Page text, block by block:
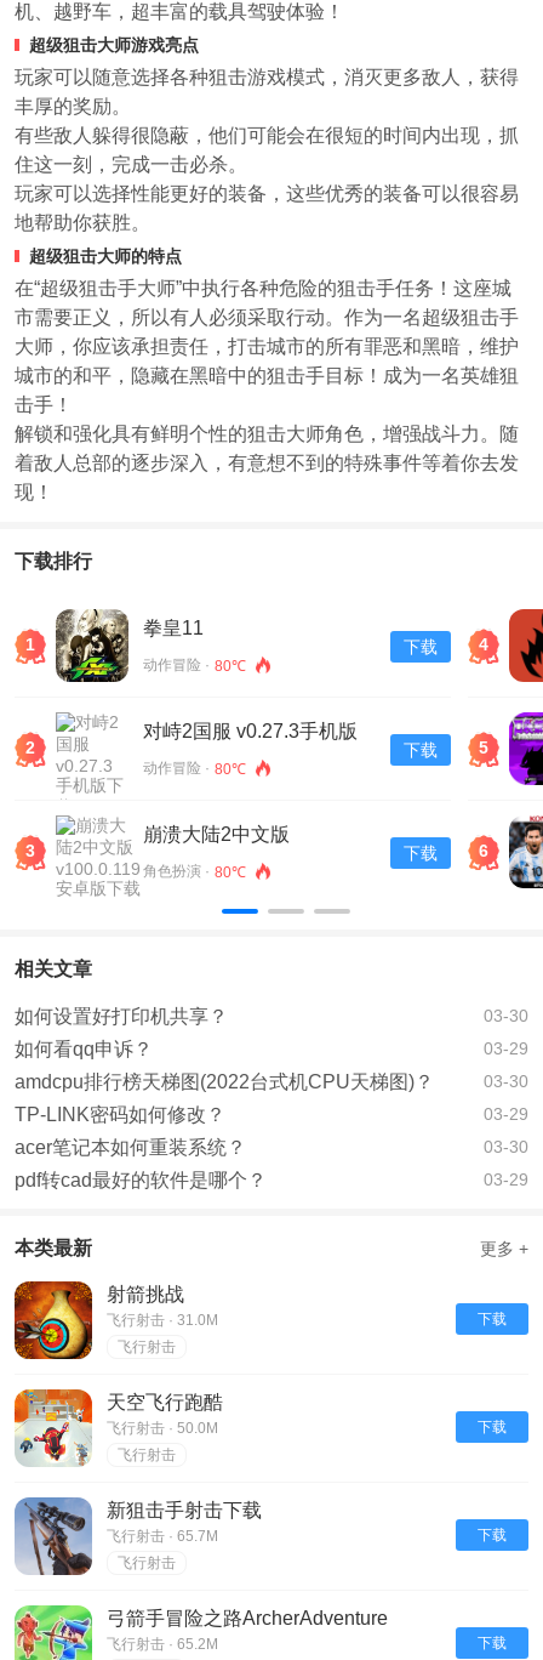
机、越野车，超丰富的载具驾驶体验！
超级狙击大师游戏亮点
玩家可以随意选择各种狙击游戏模式，消灭更多敌人，获得
丰厚的奖励。
有些敌人躲得很隐蔽，他们可能会在很短的时间内出现，抓
住这一刻，完成一击必杀。
玩家可以选择性能更好的装备，这些优秀的装备可以很容易
地帮助你获胜。
超级狙击大师的特点
在“超级狙击手大师”中执行各种危险的狙击手任务！这座城
市需要正义，所以有人必须采取行动。作为一名超级狙击手
大师，你应该承担责任，打击城市的所有罪恶和黑暗，维护
城市的和平，隐藏在黑暗中的狙击手目标！成为一名英雄狙
击手！
解锁和强化具有鲜明个性的狙击大师角色，增强战斗力。随
着敌人总部的逐步深入，有意想不到的特殊事件等着你去发
现！
下载排行
1
拳皇11
动作冒险 · 80℃
下载
2
对峙2国服 v0.27.3手机版
动作冒险 · 80℃
下载
3
崩溃大陆2中文版
v100.0.119安卓版下载
角色扮演 · 80℃
下载
4
5
6
相关文章
如何设置好打印机共享？ 03-30
如何看qq申诉？ 03-29
amdcpu排行榜天梯图(2022台式机CPU天梯图)？ 03-30
TP-LINK密码如何修改？ 03-29
acer笔记本如何重装系统？ 03-30
pdf转cad最好的软件是哪个？ 03-29
本类最新 更多 +
射箭挑战
飞行射击 · 31.0M
飞行射击
下载
天空飞行跑酷
飞行射击 · 50.0M
飞行射击
下载
新狙击手射击下载
飞行射击 · 65.7M
飞行射击
下载
弓箭手冒险之路ArcherAdventure
飞行射击 · 65.2M 下载